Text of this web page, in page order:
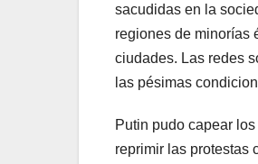
sacudidas en la
regiones de minorías
ciudades. Las redes
las pésimas
Putin pudo capear
reprimir las protestas